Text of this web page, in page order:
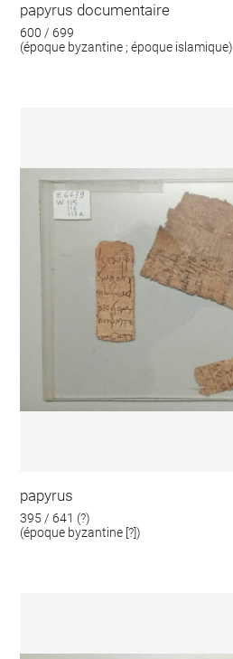
papyrus documentaire
600 / 699
(époque byzantine ; époque islamique)
papyrus
395 / 641 (?)
(époque byzantine [?])